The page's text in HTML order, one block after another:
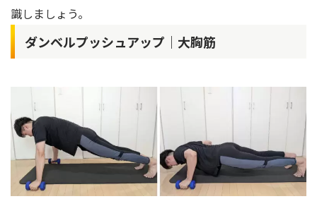
識しましょう。
ダンベルプッシュアップ｜大胸筋